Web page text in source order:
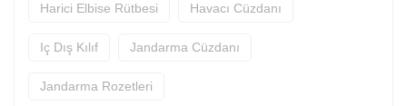
Harici Elbise Rütbesi Havacı Cüzdanı
Iç Dış Kılıf Jandarma Cüzdanı
Jandarma Rozetleri